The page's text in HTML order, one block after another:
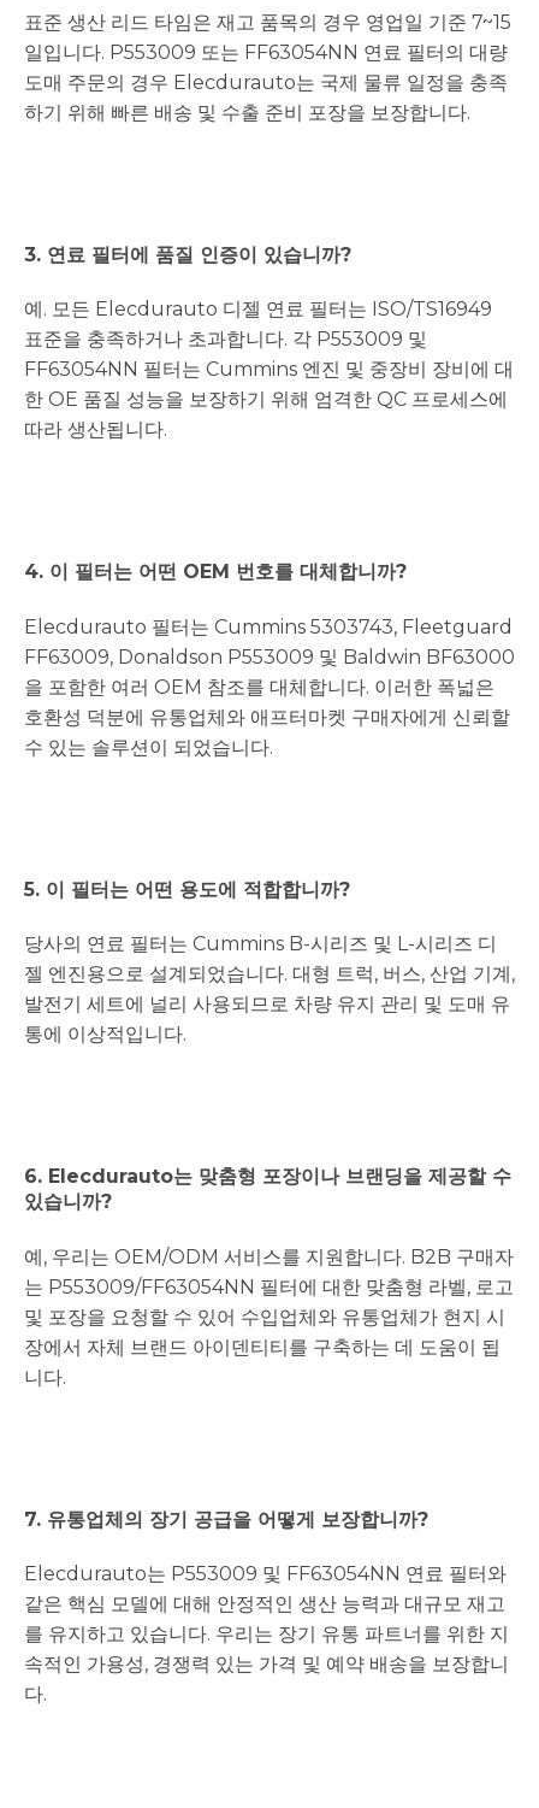
표준 생산 리드 타임은 재고 품목의 경우 영업일 기준 7~15
일입니다. P553009 또는 FF63054NN 연료 필터의 대량
도매 주문의 경우 Elecdurauto는 국제 물류 일정을 충족
하기 위해 빠른 배송 및 수출 준비 포장을 보장합니다.
3. 연료 필터에 품질 인증이 있습니까?
예. 모든 Elecdurauto 디젤 연료 필터는 ISO/TS16949
표준을 충족하거나 초과합니다. 각 P553009 및
FF63054NN 필터는 Cummins 엔진 및 중장비 장비에 대
한 OE 품질 성능을 보장하기 위해 엄격한 QC 프로세스에
따라 생산됩니다.
4. 이 필터는 어떤 OEM 번호를 대체합니까?
Elecdurauto 필터는 Cummins 5303743, Fleetguard
FF63009, Donaldson P553009 및 Baldwin BF63000
을 포함한 여러 OEM 참조를 대체합니다. 이러한 폭넓은
호환성 덕분에 유통업체와 애프터마켓 구매자에게 신뢰할
수 있는 솔루션이 되었습니다.
5. 이 필터는 어떤 용도에 적합합니까?
당사의 연료 필터는 Cummins B-시리즈 및 L-시리즈 디
젤 엔진용으로 설계되었습니다. 대형 트럭, 버스, 산업 기계,
발전기 세트에 널리 사용되므로 차량 유지 관리 및 도매 유
통에 이상적입니다.
6. Elecdurauto는 맞춤형 포장이나 브랜딩을 제공할 수
있습니까?
예, 우리는 OEM/ODM 서비스를 지원합니다. B2B 구매자
는 P553009/FF63054NN 필터에 대한 맞춤형 라벨, 로고
및 포장을 요청할 수 있어 수입업체와 유통업체가 현지 시
장에서 자체 브랜드 아이덴티티를 구축하는 데 도움이 됩
니다.
7. 유통업체의 장기 공급을 어떻게 보장합니까?
Elecdurauto는 P553009 및 FF63054NN 연료 필터와
같은 핵심 모델에 대해 안정적인 생산 능력과 대규모 재고
를 유지하고 있습니다. 우리는 장기 유통 파트너를 위한 지
속적인 가용성, 경쟁력 있는 가격 및 예약 배송을 보장합니
다.